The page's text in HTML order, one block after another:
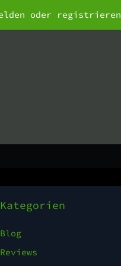
oder registrieren
Kategorien
Blog
Reviews